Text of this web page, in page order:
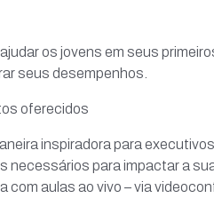
os jovens em seus
seus desempenhos.
oferecidos
inspiradora para
necessários para impactar a
aulas ao vivo – via